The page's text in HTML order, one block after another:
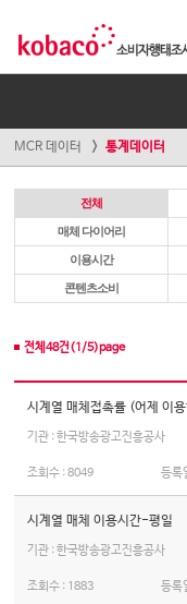
MCR 데이터 통계데이터
전체
매체 다이어리
이용시간
콘텐츠소비
전체 48건(1 /5)page
시계열 매체접촉률 (어제 이
기관 : 한국방송광고진흥공사
조회수 :8049 등록
시계열 매체 이용시간-평일
기관 : 한국방송광고진흥공사
조회수 : 1883 등록